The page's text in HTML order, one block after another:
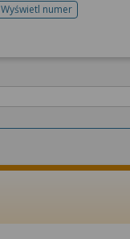
Wyświetl numertelefonu do rejestracji